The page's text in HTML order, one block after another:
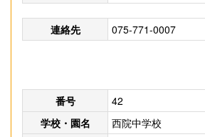
連絡先 075-771-0007
番号
42
学校・園名
西院中学校